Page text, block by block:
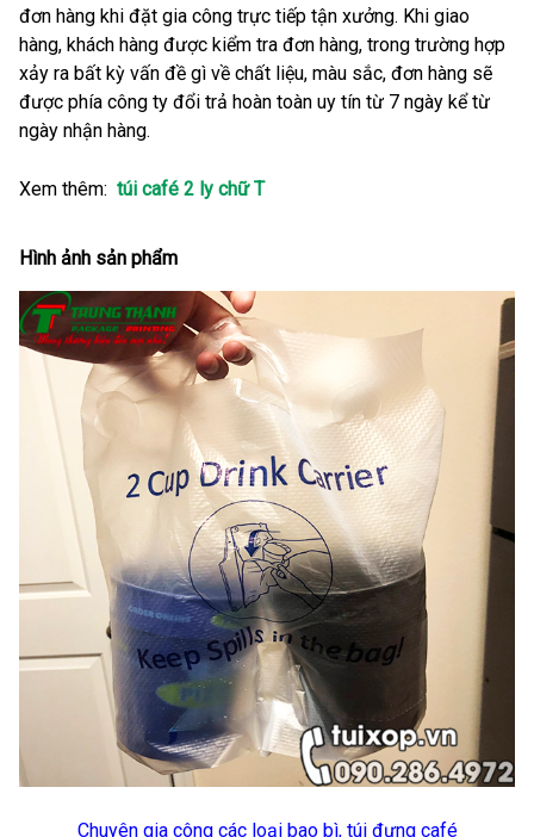
đơn hàng khi đặt gia công trực tiếp tận xưởng. Khi giao
hàng, khách hàng được kiểm tra đơn hàng, trong trường hợp
xảy ra bất kỳ vấn đề gì về chất liệu, màu sắc, đơn hàng sẽ
được phía công ty đổi trả hoàn toàn uy tín từ 7 ngày kể từ
ngày nhận hàng.
Xem thêm: túi café 2 ly chữ T
Hình ảnh sản phẩm
Chuyên gia công các loại bao bì, túi đựng café